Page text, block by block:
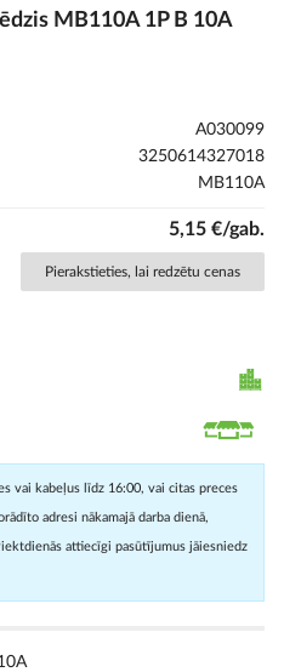
MB110A 1P B 10A
A030099
3250614327018
MB110A
5,15 €/gab.
Pierakstieties, lai redzētu cenas
vai kabeļus līdz 16:00, vai citas preces
adresi nākamajā darba dienā,
attiecīgi pasūtījumus jāiesniedz